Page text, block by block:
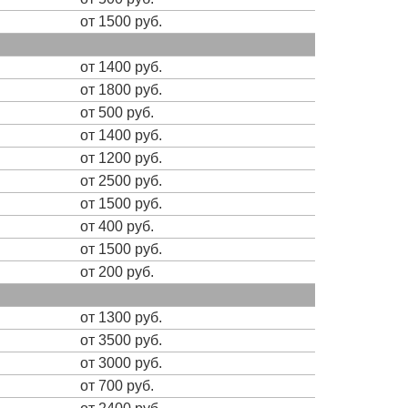
от 1500 руб.
от 1400 руб.
от 1800 руб.
от 500 руб.
от 1400 руб.
от 1200 руб.
от 2500 руб.
от 1500 руб.
от 400 руб.
от 1500 руб.
от 200 руб.
от 1300 руб.
от 3500 руб.
от 3000 руб.
от 700 руб.